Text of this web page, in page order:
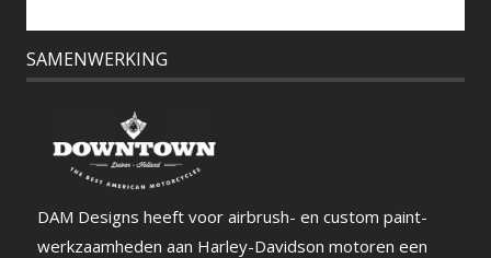
SAMENWERKING
DAM Designs heeft voor airbrush- en custom paint-
werkzaamheden aan Harley-Davidson motoren een